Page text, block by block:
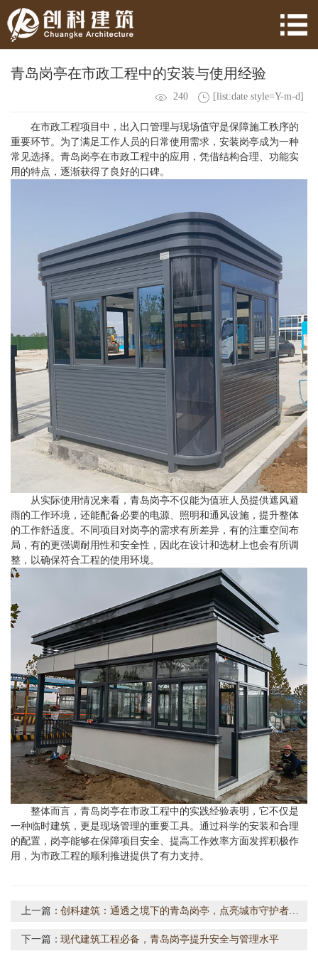
青岛岗亭在市政工程中的安装与使用经验
240 [list:date style=Y-m-d]
在市政工程项目中，出入口管理与现场值守是保障施工秩序的
重要环节。为了满足工作人员的日常使用需求，安装岗亭成为一种
常见选择。青岛岗亭在市政工程中的应用，凭借结构合理、功能实
用的特点，逐渐获得了良好的口碑。
从实际使用情况来看，青岛岗亭不仅能为值班人员提供遮风避
雨的工作环境，还能配备必要的电源、照明和通风设施，提升整体
的工作舒适度。不同项目对岗亭的需求有所差异，有的注重空间布
局，有的更强调耐用性和安全性，因此在设计和选材上也会有所调
整，以确保符合工程的使用环境。
整体而言，青岛岗亭在市政工程中的实践经验表明，它不仅是
一种临时建筑，更是现场管理的重要工具。通过科学的安装和合理
的配置，岗亭能够在保障项目安全、提高工作效率方面发挥积极作
用，为市政工程的顺利推进提供了有力支持。
上一篇： 创科建筑：通透之境下的青岛岗亭，点亮城市守护者的日常
下一篇：现代建筑工程必备，青岛岗亭提升安全与管理水平